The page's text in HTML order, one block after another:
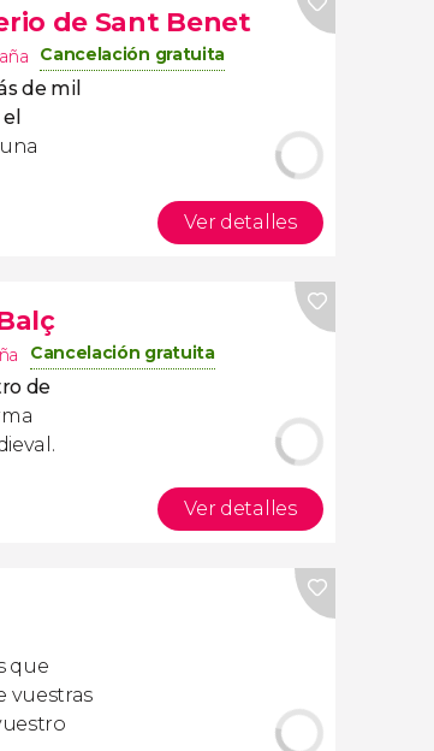
de Sant Benet
Cancelación gratuita
de mil
Ver detalles
Cancelación gratuita
de
Ver detalles
que
vuestras